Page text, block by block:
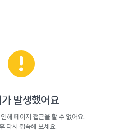
발생했어요
해 페이지 접근을 할 수 없어요.
다시 접속해 보세요.